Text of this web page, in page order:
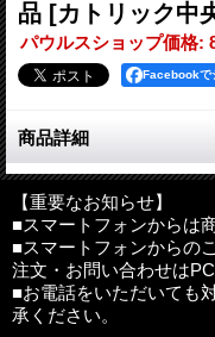
品 [カトリック中
パウルスショップ価格:
Facebookで
商品詳細
2018年から2019年にか
ーマとした連続講話を収
である自由への道だと説
言を心に抱くだけで深め
の関係についてのカテケ
主の祈りの後半は、全体
【重要なお知らせ】
■スマートフォンからは
■スマートフォンからの
注文・お問い合わせは
■お電話をいただいても
承ください。